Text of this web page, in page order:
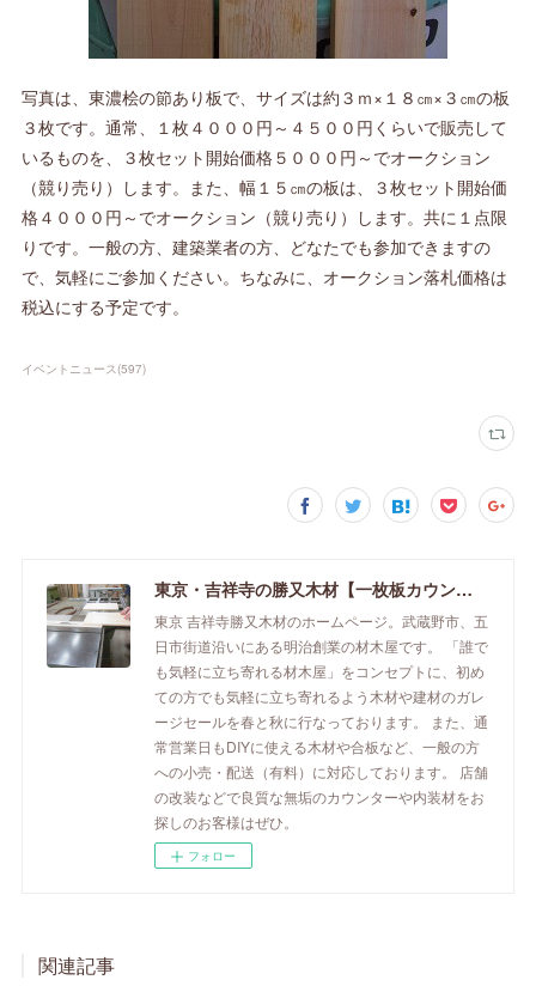
写真は、東濃桧の節あり板で、サイズは約３ｍ×１８㎝×３㎝の板
３枚です。通常、１枚４０００円～４５００円くらいで販売して
いるものを、３枚セット開始価格５０００円～でオークション
（競り売り）します。また、幅１５㎝の板は、３枚セット開始価
格４０００円～でオークション（競り売り）します。共に１点限
りです。一般の方、建築業者の方、どなたでも参加できますの
で、気軽にご参加ください。ちなみに、オークション落札価格は
税込にする予定です。
イベントニュース(597)
東京・吉祥寺の勝又木材【一枚板カウンター】
東京 吉祥寺勝又木材のホームページ。武蔵野市、五
日市街道沿いにある明治創業の材木屋です。 「誰で
も気軽に立ち寄れる材木屋」をコンセプトに、初め
ての方でも気軽に立ち寄れるよう木材や建材のガレ
ージセールを春と秋に行なっております。 また、通
常営業日もDIYに使える木材や合板など、一般の方
への小売・配送（有料）に対応しております。 店舗
の改装などで良質な無垢のカウンターや内装材をお
探しのお客様はぜひ。
フォロー
関連記事